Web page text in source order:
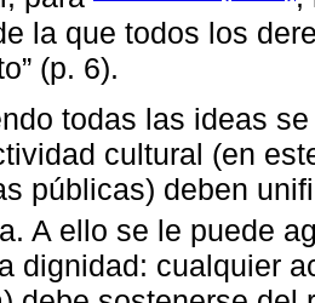
la que todos los
(p. 6).
todas las ideas
cultural (en
públicas) deben
A ello se le puede
dignidad: cualquier